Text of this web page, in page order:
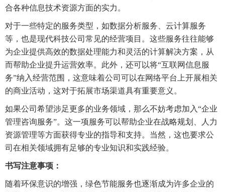
合各种信息技术资源方面的实力。
对于一些特定的服务类型，如数据分析服务、云计算服务
等，也是现代科技公司常见的经营项目。这些服务往往能够
为企业提供高效的数据处理能力和灵活的计算解决方案，从
而帮助企业提升运营效率。此外，还可以将“互联网信息服
务”纳入经营范围，这意味着公司可以在网络平台上开展相关
的商业活动，这对于拓展市场渠道具有重要意义。
如果公司希望涉足更多的业务领域，那么不妨考虑加入“企业
管理咨询服务”。这一项服务可以帮助企业在战略规划、人力
资源管理等方面获得专业的指导和支持。当然，这也要求公
司在相关领域拥有足够的专业知识和实践经验。
书写注意事项：
随着环保意识的增强，绿色节能服务也逐渐成为许多企业的